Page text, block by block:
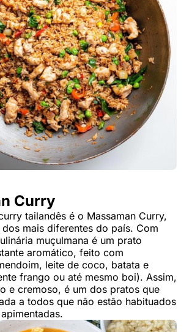
Curry
tailandês é o Massaman Curry,
dos mais diferentes do país. Com
muçulmana é um prato
aromático, feito com
leite de coco, batata e
frango ou até mesmo boi). Assim,
e cremoso, é um dos pratos que
a todos que não estão habituados